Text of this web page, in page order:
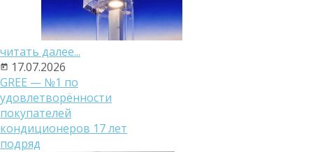
читать далее...
17.07.2026
GREE — №1 по
удовлетворённости
покупателей
кондиционеров 17 лет
подряд